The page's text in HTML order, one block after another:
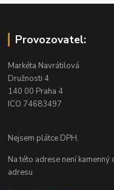
Provozovatel:
Markéta Navrátilová
Družnosti 4
140 00 Praha 4
ICO 74683497
Nejsem plátce DPH.
Na této adrese není
adresu